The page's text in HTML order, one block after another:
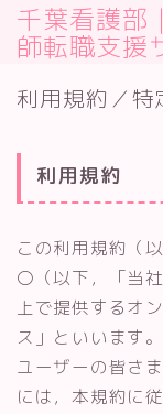
千葉看護部
師転職支援
MENU
Sample Page
プライバシーポ
利用規約／特定
有料記事の決済
運営者情報
利用規約／特
利用規約
この利用規約（
〇（以下，「当
上で提供するオ
ス」といいます
ユーザーの皆さ
には，本規約に